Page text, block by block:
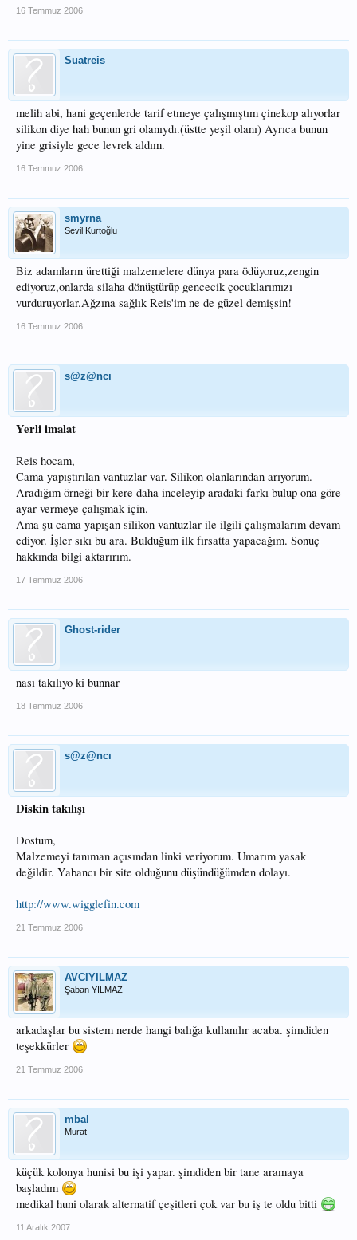
16 Temmuz 2006
Suatreis
melih abi, hani geçenlerde tarif etmeye çalışmıştım çinekop alıyorlar
silikon diye hah bunun gri olanıydı.(üstte yeşil olanı) Ayrıca bunun
yine grisiyle gece levrek aldım.
16 Temmuz 2006
smyrna
Sevil Kurtoğlu
Biz adamların ürettiği malzemelere dünya para ödüyoruz,zengin
ediyoruz,onlarda silaha dönüştürüp gencecik çocuklarımızı
vurduruyorlar.Ağzına sağlık Reis'im ne de güzel demişsin!
16 Temmuz 2006
s@z@ncı
Yerli imalat
Reis hocam,
Cama yapıştırılan vantuzlar var. Silikon olanlarından arıyorum.
Aradığım örneği bir kere daha inceleyip aradaki farkı bulup ona göre
ayar vermeye çalışmak için.
Ama şu cama yapışan silikon vantuzlar ile ilgili çalışmalarım devam
ediyor. İşler sıkı bu ara. Bulduğum ilk fırsatta yapacağım. Sonuç
hakkında bilgi aktarırım.
17 Temmuz 2006
Ghost-rider
nası takılıyo ki bunnar
18 Temmuz 2006
s@z@ncı
Diskin takılışı
Dostum,
Malzemeyi tanıman açısından linki veriyorum. Umarım yasak
değildir. Yabancı bir site olduğunu düşündüğümden dolayı.
http://www.wigglefin.com
21 Temmuz 2006
AVCIYILMAZ
Şaban YILMAZ
arkadaşlar bu sistem nerde hangi balığa kullanılır acaba. şimdiden
teşekkürler
21 Temmuz 2006
mbal
Murat
küçük kolonya hunisi bu işi yapar. şimdiden bir tane aramaya
başladım
medikal huni olarak alternatif çeşitleri çok var bu iş te oldu bitti
11 Aralık 2007